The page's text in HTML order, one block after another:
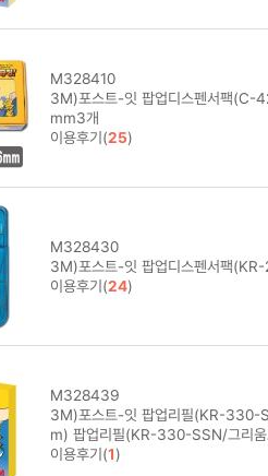
M328410
3M)포스트-잇 팝업디스펜서팩(C-
mm3개
이용후기(25)
M328430
3M)포스트-잇 팝업디스펜서팩
이용후기(24)
M328439
3M)포스트-잇 팝업리필(KR-
m) 팝업리필(KR-330-SSN/그리
이용후기(1)